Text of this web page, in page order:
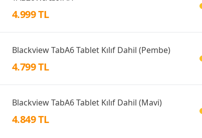
4.999 TL
Blackview TabA6 Tablet Kılıf Dahil (Pembe)
4.799 TL
Blackview TabA6 Tablet Kılıf Dahil (Mavi)
4.849 TL